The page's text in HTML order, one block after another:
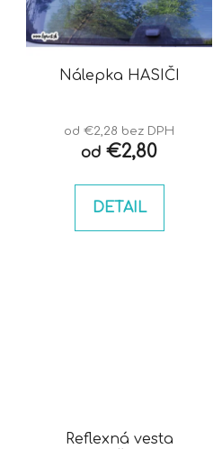
Nálepka HASIČI
od €2,28 bez DPH
od €2,80
DETAIL
Reflexná vesta